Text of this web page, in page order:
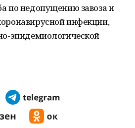
по недопущению завоза и
инфекции,
эпидемиологической